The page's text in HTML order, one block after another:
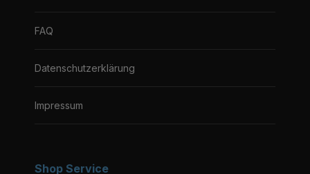
FAQ
Datenschutzerklärung
Impressum
Shop Service